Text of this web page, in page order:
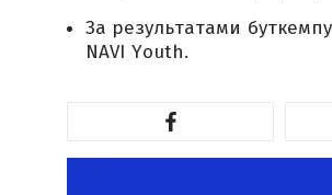
За результатами
NAVI Youth.